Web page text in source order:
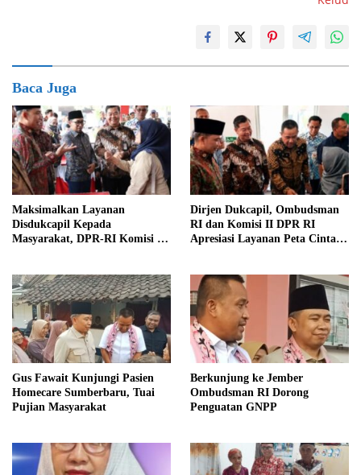
Baca Juga
Maksimalkan Layanan
Disdukcapil Kepada
Masyarakat, DPR-RI Komisi II
Dirjen Dukcapil, Ombudsman
RI dan Komisi II DPR RI
Apresiasi Layanan Peta Cinta di
Gus Fawait Kunjungi Pasien
Homecare Sumberbaru, Tuai
Pujian Masyarakat
Berkunjung ke Jember
Ombudsman RI Dorong
Penguatan GNPP